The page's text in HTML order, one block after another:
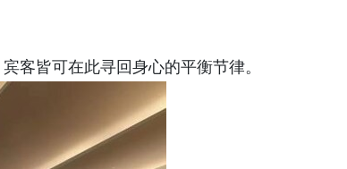
客皆可在此寻回身心的平衡节律。